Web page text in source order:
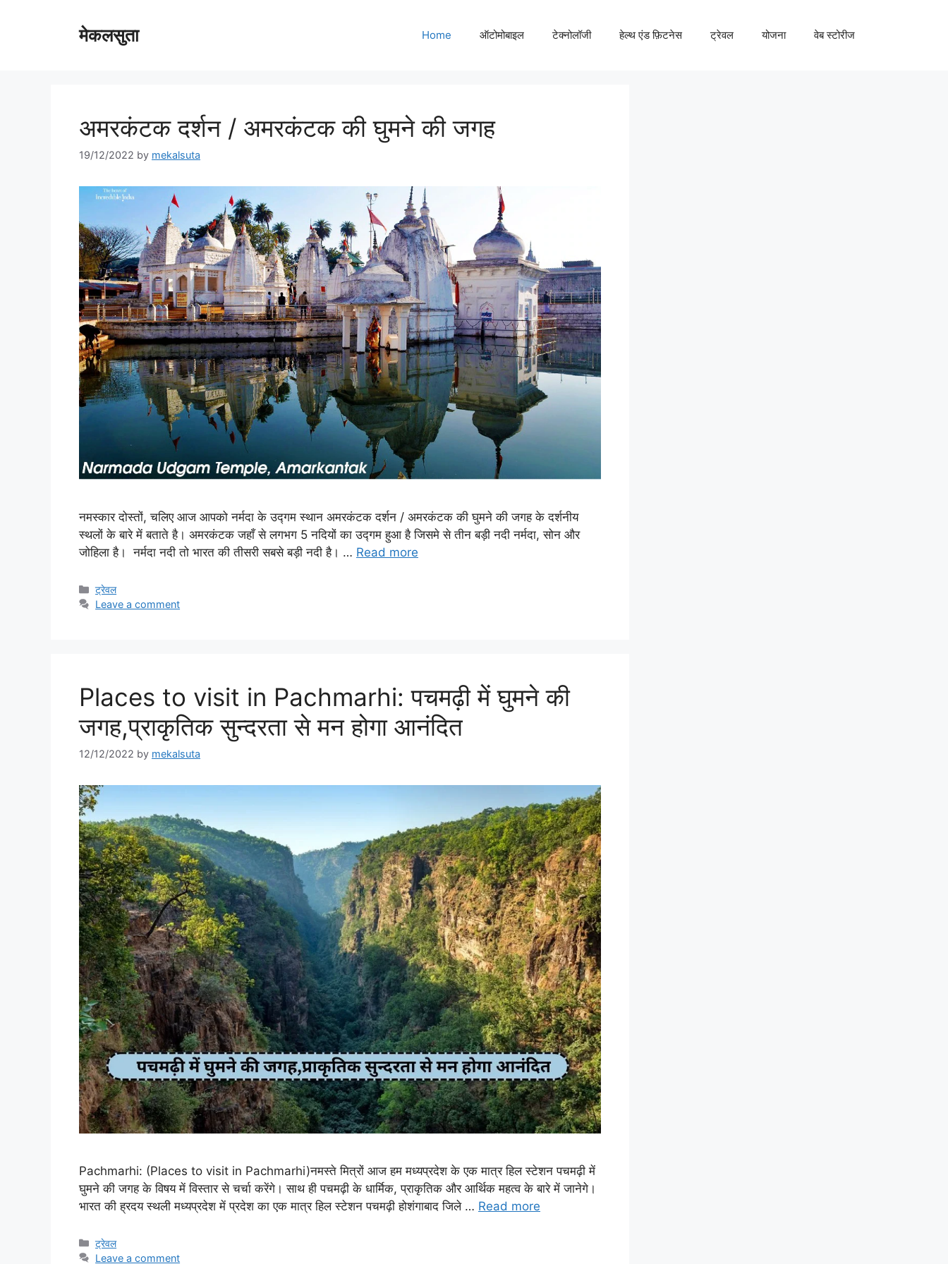
मेकलसुता Home ऑटोमोबाइल टेक्नोलॉजी हेल्थ एंड फ़िटनेस ट्रेवल योजना वेब स्टोरीज
अमरकंटक दर्शन / अमरकंटक की घुमने की जगह
19/12/2022 by mekalsuta
नमस्कार दोस्तों, चलिए आज आपको नर्मदा के उद्गम स्थान अमरकंटक दर्शन / अमरकंटक की घुमने की जगह के दर्शनीय
स्थलों के बारे में बताते है। अमरकंटक जहाँ से लगभग 5 नदियों का उद्गम हुआ है जिसमे से तीन बड़ी नदी नर्मदा, सोन और
जोहिला है। नर्मदा नदी तो भारत की तीसरी सबसे बड़ी नदी है। … Read more
Categories
ट्रेवल
Leave a comment
Places to visit in Pachmarhi: पचमढ़ी में घुमने की
जगह,प्राकृतिक सुन्दरता से मन होगा आनंदित
12/12/2022 by mekalsuta
Pachmarhi: (Places to visit in Pachmarhi)नमस्ते मित्रों आज हम मध्यप्रदेश के एक मात्र हिल स्टेशन पचमढ़ी में
घुमने की जगह के विषय में विस्तार से चर्चा करेंगे। साथ ही पचमढ़ी के धार्मिक, प्राकृतिक और आर्थिक महत्व के बारे में जानेगे।
भारत की ह्रदय स्थली मध्यप्रदेश में प्रदेश का एक मात्र हिल स्टेशन पचमढ़ी होशंगाबाद जिले … Read more
Categories
ट्रेवल
Leave a comment